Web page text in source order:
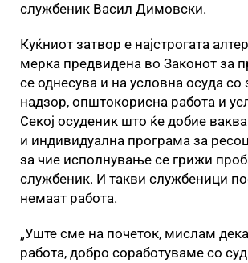
службеник Васил Димовски.
Куќниот затвор е најстрогата
мерка предвидена во Законот за
се однесува и на условна осуда со
надзор, општокорисна работа и
Секој осуденик што ќе добие
и индивидуална програма за
за чие исполнување се грижи
службеник. И такви службеници
немаат работа.
„Уште сме на почеток, мислам
работа, добро соработуваме со